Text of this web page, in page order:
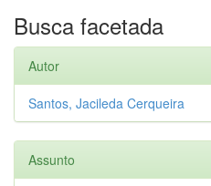
Busca facetada
Autor
Santos, Jacileda Cerqueira
Assunto